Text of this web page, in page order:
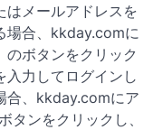
メールアドレスを
場合、kkday.comに
ボタンをクリック
入力してログインし
合、kkday.comにア
タンをクリックし、